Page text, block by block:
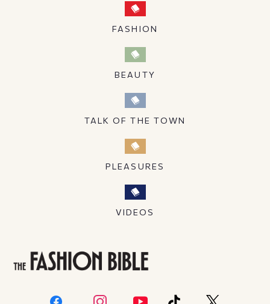
FASHION
BEAUTY
TALK OF THE TOWN
PLEASURES
VIDEOS